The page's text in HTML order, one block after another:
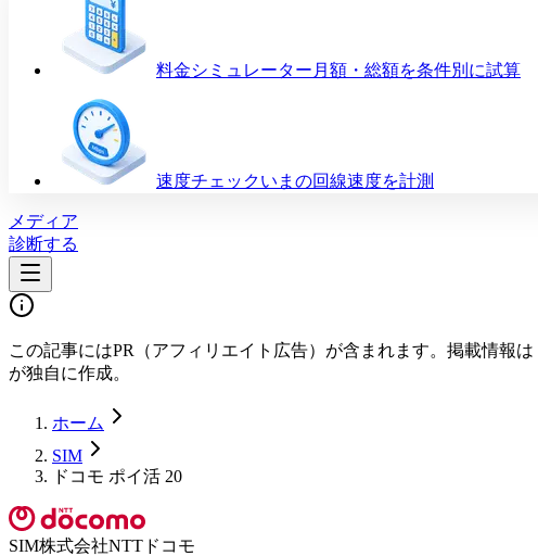
料金シミュレーター 月額・総額を条件別に試算
速度チェックいまの回線速度を計測
メディア
診断する
この記事にはPR（アフィリエイト広告）が含まれます。掲載情報は
が独自に作成。
ホーム
SIM
ドコモ ポイ活 20
SIM株式会社NTTドコモ